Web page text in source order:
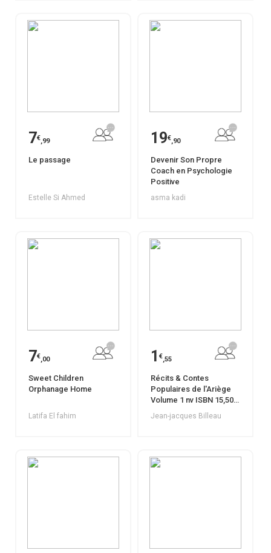
7€,99
Le passage
Estelle Si Ahmed
19€,90
Devenir Son Propre
Coach en Psychologie
Positive
asma kadi
7€,00
Sweet Children
Orphanage Home
Latifa El fahim
1 €,55
Récits & Contes
Populaires de l'Ariège
Volume 1 nv ISBN 15,50
Cde 01037360
Jean-jacques Billeau